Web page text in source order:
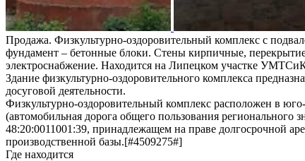
Продажа. Физкультурно-оздоровительный комплекс с
фундамент – бетонные блоки. Стены кирпичные,
электроснабжение. Находится на Липецком участке
Здание физкультурно-оздоровительного комплекса
досуговой деятельности.
Физкультурно-оздоровительный комплекс расположен в
(автомобильная дорога общего пользования
48:20:0011001:39, принадлежащем на праве долгосрочной
производственной базы.[#4509275#]
Где находится